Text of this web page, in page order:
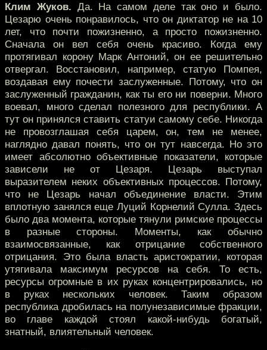
Клим Жуков. Да. На самом деле так оно и было.
Цезарю очень понравилось, что он диктатор не на 10
лет, что почти пожизненно, а просто пожизненно.
Сначала он вел себя очень красиво. Когда ему
протягивал корону Марк Антоний, он ее решительно
отвергал. Восстановил, например, статую Помпея,
воздавая ему почести заслуженные. Потому, что он
заслуженный гражданин, как ты его ни поверни. Много
воевал, много сделал полезного для республики. А
тут он принялся ставить статуи самому себе. Никогда
не провозглашая себя царем, он, тем не менее,
наглядно давал понять, что он тут навсегда. Но это
имеет абсолютно объективные показатели, которые
зависели не от Цезаря. Цезарь выступал
выразителем неких объективных процессов. Потому,
что не Цезарь начал объединение власти. Этим
вплотную занялся еще Луций Корнелий Сулла. Здесь
было два момента, которые тянули римские процессы
в разные стороны. Моменты, как обычно
взаимосвязанные, как отрицание собственного
отрицания. Это была власть аристократии, которая
утягивала максимум ресурсов на себя. То есть,
ресурсы огромные в их руках концентрировались, но
в руках нескольких человек. Таким образом
республика дробилась на полунезависимые фракции,
во главе каждой стоял какой-нибудь богатый,
знатный, влиятельный человек.